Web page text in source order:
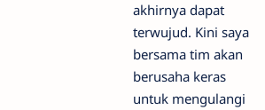
akhirnya dapat
terwujud. Kini saya
bersama tim akan
berusaha keras
untuk mengulangi